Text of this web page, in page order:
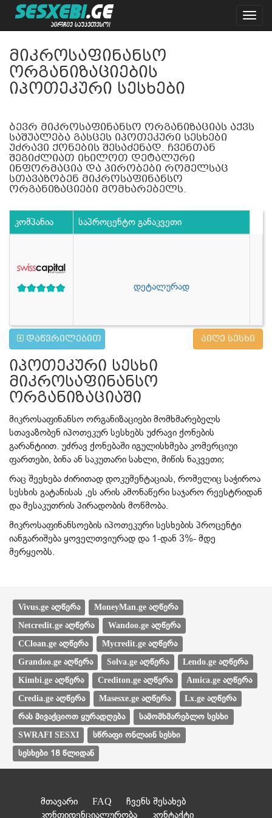
მიკროსაფინანსო
ორგანიზაციების
იპოთეკური სესხები
ბევრ მიკროსაფინანსო ორგანიზაციას აქვს
საშუალება გასცეს იპოთეკური სესხები
უძრავი ქონების შესაძენად. ჩვენთან
შეგიძლიათ იხილოთ დეტალური
ინფორმაცია და პირობები რომელსაც
სთავაზობენ მიკროსაფინანსო
ორგანიზაციები მომხარებელს.
კომპანია საპროცენტო განაკვეთი
დაწვრილებით
დეტალურად
აიღე სესხი
იპოთეკური სესხი
მიკროსაფინანსო
ორგანიზაციაში
მიკროსაფინანსო ორგანიზაციები მომხმარებელს
სთავაზობენ იპოთეკურ სესხებს უძრავი ქონების
გარანტიით. უძრავ ქონებაში იგულისხმება კომერციუი
ფართები, ბინა ან საკუთარი სახლი, მიწის ნაკვეთი;
რაც შეეხება ძირითად დოკუმენტაციას, რომელიც საჭიროა
სესხის გატანისას ,ეს არის ამონაწერი საჯარო რეესტრიდან
და მესაკუთრის პირადობის მოწმობა.
მიკროსაფინანსოების იპოთეკური სესხების პროცენტი
იანგარიშება ყოველთვიურად და 1-დან 3%- მდე
მერყეობს.
Vivus.ge აღწერა
MoneyMan.ge აღწერა
Netcredit.ge აღწერა
Wandoo.ge აღწერა
CCloan.ge აღწერა
Mycredit.ge აღწერა
Grandoo.ge აღწერა
Solva.ge აღწერა
Lendo.ge აღწერა
Kimbi.ge აღწერა
Crediton.ge აღწერა
Amica.ge აღწერა
Credia.ge აღწერა
Masesxe.ge აღწერა
Lx.ge აღწერა
რას მივაქციოთ ყურადღება
სამომხმარებლო სესხი
SWRAFI SESXI
სწრაფი ონლაინ სესხი
სესხები 18 წლიდან
მთავარი FAQ
ჩვენს შესახებ
კონფიდენციალურობა
კონტაქტი